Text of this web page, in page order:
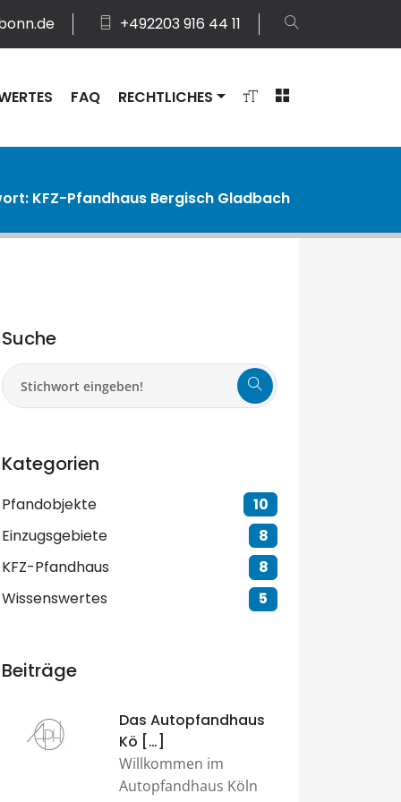
+492203 916 44 11
FAQ RECHTLICHES MODAL ÖFFNEN
KFZ-Pfandhaus Bergisch Gladbach
Suche
Kategorien
Pfandobjekte
10
Einzugsgebiete
8
KFZ-Pfandhaus
8
Wissenswertes
5
Beiträge
Das Autopfandhaus
Kö […]
Willkommen im
Autopfandhaus Köln